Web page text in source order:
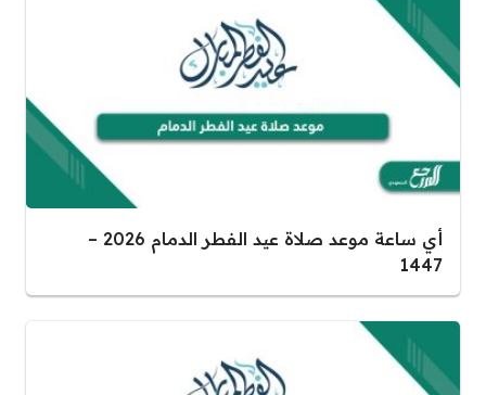
أي ساعة موعد صلاة عيد الفطر الدمام 2026 –
1447